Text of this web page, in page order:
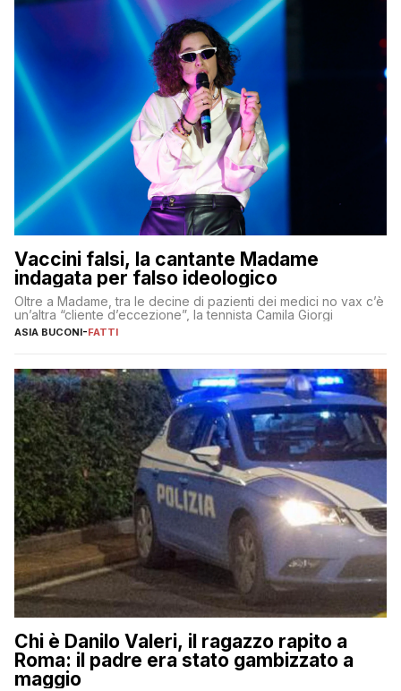
Vaccini falsi, la cantante Madame
indagata per falso ideologico
Oltre a Madame, tra le decine di pazienti dei medici no vax c’è
un’altra “cliente d’eccezione”, la tennista Camila Giorgi
ASIA BUCONI-FATTI
Chi è Danilo Valeri, il ragazzo rapito a
Roma: il padre era stato gambizzato a
maggio